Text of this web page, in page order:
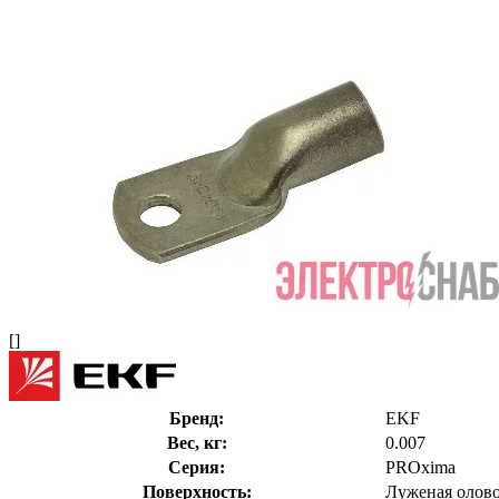
[]
Бренд:
EKF
Вес, кг:
0.007
Серия:
PROxima
Поверхность:
Луженая